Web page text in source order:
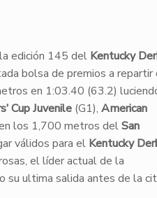
edición 145 del Kentucky
bolsa de premios a repartir
en 1:03.40 (63.2)
Cup Juvenile(G1), American
los 1,700 metros delSan
válidos para el Kentucky
el líder actual de la
ultima salida antes de la